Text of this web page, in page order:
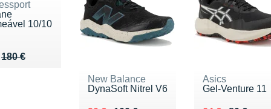
10/10
180 €180 €
€
New Balance
DynaSoft Nitrel V6
Asics
Gel-Venture 11